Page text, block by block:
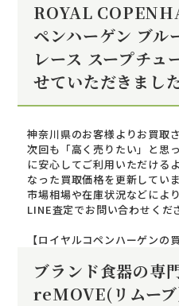
ROYAL
ペンハーゲン ブル
レース スープチュ
せていただきました
神奈川県のお客様よりお買取
次回も「高く売りたい」と思
に安心してご利用いただける
なった買取価格を更新していま
市場相場や在庫状況などによ
LINE査定でお問い合わせくだ
【ロイヤルコペンハーゲンの
ブランド食器の専
reMOVE(リムーブ